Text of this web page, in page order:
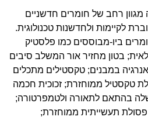
מגוון רחב של חומרים חדשניים
לקיימות ולחדשנות טכנולוגית.
ביו-מבוססים כמו פלסטיק
בטון מחזיר אור המשלב סיבים
במבנים; טקסטילים מתכלים
טקסטיל ממוחזרת; זכוכית חכמה
בהתאם לתאורה ולטמפרטורה;
תעשייתית ממוחזרת;